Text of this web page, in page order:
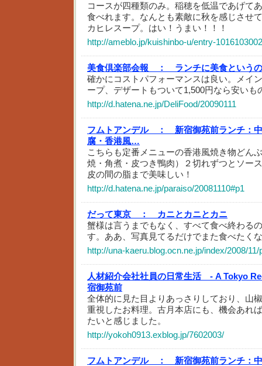
コースが四種類のみ。稲穂を低温であげて
食べれます。なんとも素敵に秋を感じさせ
カヒレスープ。はい！うまい！！！
http://ameblo.jp/kuishinbo-u/entry-
美食倶楽部会報 ：
ランチに美食という
確かにコストパフォーマンスは良い。メイ
ープ、デザートもついて1,500円なら安いも
http://d.hatena.ne.jp/DeliFood/20090111
フムトアンデル ：
新宿御苑前ランチ：
腐・香港風…
こちらも定番メニューの香港風焼き物どん
焼・角煮・皮つき鴨肉）２切れずつとソー
皮の間の脂まで美味しい！
http://d.hatena.ne.jp/paraiso/20081110#p1
だって東京 ：
カニとカニとカニ
蟹様は言うまでもなく、すべて食べ終わる
す。ああ、写真見てるだけでまた食べたく
http://una-kaeru.blog.ocn.ne.jp/index/2008/
人材紹介会社社員の日常生活 - A Tokyo
宿御苑前
全体的に見た目よりあっさりしており、山
重視したお料理。古月本店にも、機会あれ
たいと感じました。
http://yokoh0913.exblog.jp/7602003/
フムトアンデル ：
新宿御苑前ランチ：